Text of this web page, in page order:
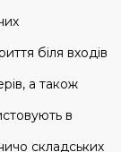
біля входів
а також
в
складських